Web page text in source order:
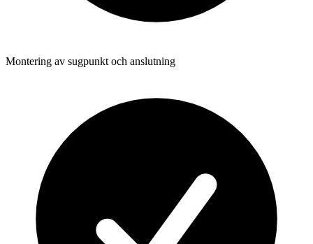
Montering av sugpunkt och anslutning